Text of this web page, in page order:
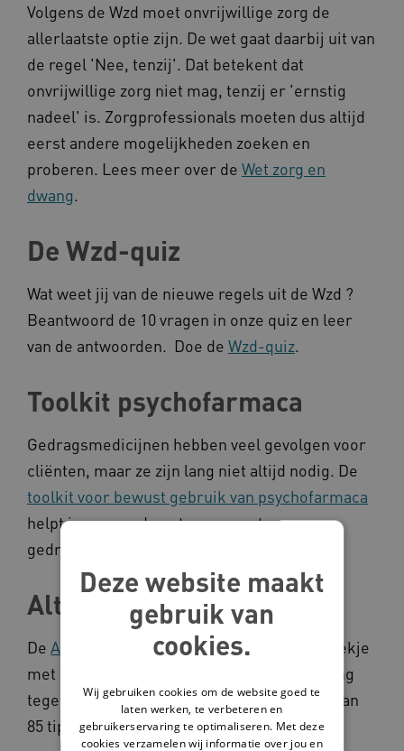
Volgens de Wzd moet onvrijwillige zorg de
allerlaatste optie zijn. De wet gaat daarbij uit van
de regel 'Nee, tenzij'. Dat betekent dat
onvrijwillige zorg niet mag, tenzij er 'ernstig
nadeel' is. Zorgprofessionals moeten dus altijd
eerst andere mogelijkheden zoeken en
proberen. Lees meer over de Wet zorg en
dwang.
De Wzd-quiz
Wat weet jij van de nieuwe regels uit de Wzd ?
Beantwoord de 10 vragen in onze quiz en leer
van de antwoorden. Doe de Wzd-quiz.
Toolkit psychofarmaca
Gedragsmedicijnen hebben veel gevolgen voor
cliënten, maar ze zijn lang niet altijd nodig. De
toolkit voor bewust gebruik van psychofarmaca
helpt je om goed om te gaan met
gedragsmedicijnen.
Alternatievenbundel
De Alternatievenbundel is een praktisch boekje
met hulp en inspiratie om vrijheidsbeperking
tegen te gaan. Je vindt in het boekje meer dan
85 tips die je daarbij helpen.
Deze website maakt
gebruik van
cookies.
Wij gebruiken cookies om de website goed te
laten werken, te verbeteren en
gebruikerservaring te optimaliseren. Met deze
cookies verzamelen wij informatie over jou en